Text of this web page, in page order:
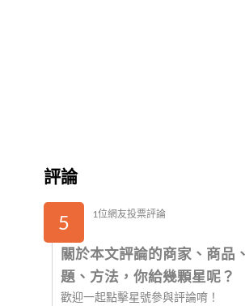
評論
5 1位網友投票評論
關於本文評論的商家、商品
題、方法，你給幾顆星呢？
歡迎一起點擊星號參與評論唷！